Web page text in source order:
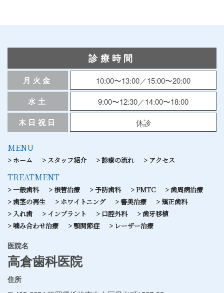
診療時間
月火金 10:00〜13:00／15:00〜20:00
水土 9:00〜12:30／14:00〜18:00
木日祝日 休診
MENU
ホーム スタッフ紹介 診療の流れ アクセス
TREATMENT
一般歯科 根管治療 予防歯科 PMTC
歯周病治療
歯茎の再生
ホワイトニング 審美治療
矯正歯科
入れ歯
インプラント 口腔外科
歯牙移植
噛み合わせ治療
顎関節症 レーザー治療
医院名
高倉歯科医院
住所